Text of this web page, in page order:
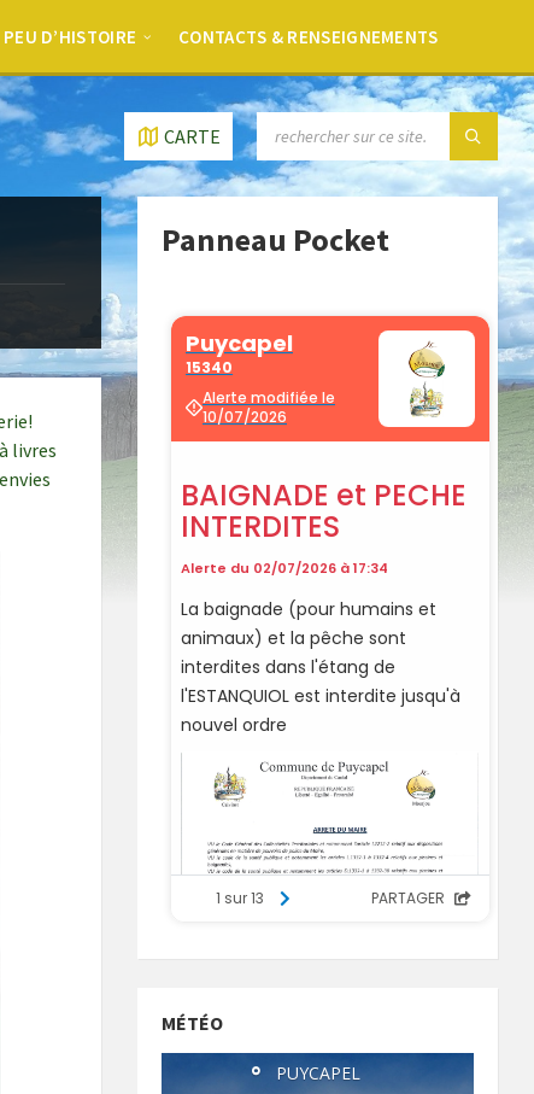
D’HISTOIRE CONTACTS & RENSEIGNEMENTS
CARTE
livres
Panneau Pocket
MÉTÉO
PUYCAPEL
°